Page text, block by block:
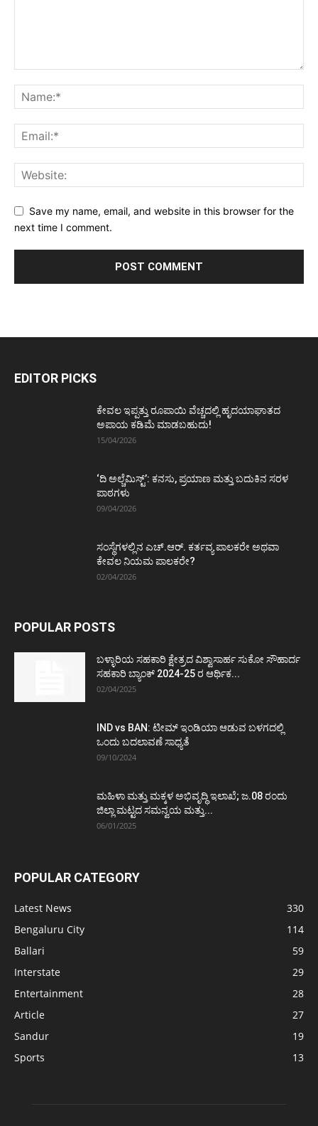
Save my name, email, and website in this browser for the
next time I comment.
EDITOR PICKS
ಕೇವಲ ಇಪ್ಪತ್ತು ರೂಪಾಯಿ ವೆಚ್ಚದಲ್ಲಿ ಹೃದಯಾಘಾತದ
ಅಪಾಯ ಕಡಿಮೆ ಮಾಡಬಹುದು!
15/04/2026
‘ದಿ ಅಲ್ಚೆಮಿಸ್ಟ್’: ಕನಸು, ಪ್ರಯಾಣ ಮತ್ತು ಬದುಕಿನ ಸರಳ
ಪಾಠಗಳು
09/04/2026
ಸಂಸ್ಥೆಗಳಲ್ಲಿನ ಎಚ್.ಆರ್. ಕರ್ತವ್ಯ ಪಾಲಕರೇ ಅಥವಾ
ಕೇವಲ ನಿಯಮ ಪಾಲಕರೇ?
02/04/2026
POPULAR POSTS
ಬಳ್ಳಾರಿಯ ಸಹಕಾರಿ ಕ್ಷೇತ್ರದ ವಿಶ್ವಾಸಾರ್ಹ ಸುಕೋ ಸೌಹಾರ್ದ
ಸಹಕಾರಿ ಬ್ಯಾಂಕ್ 2024-25 ರ ಆರ್ಥಿಕ...
02/04/2025
IND vs BAN: ಟೀಮ್ ಇಂಡಿಯಾ ಆಡುವ ಬಳಗದಲ್ಲಿ
ಒಂದು ಬದಲಾವಣೆ ಸಾಧ್ಯತೆ
09/10/2024
ಮಹಿಳಾ ಮತ್ತು ಮಕ್ಕಳ ಅಭಿವೃದ್ಧಿ ಇಲಾಖೆ; ಜ.08 ರಂದು
ಜಿಲ್ಲಾ ಮಟ್ಟದ ಸಮನ್ವಯ ಮತ್ತು...
06/01/2025
POPULAR CATEGORY
Latest News
330
Bengaluru City
114
Ballari
59
Interstate
29
Entertainment
28
Article
27
Sandur
19
Sports
13